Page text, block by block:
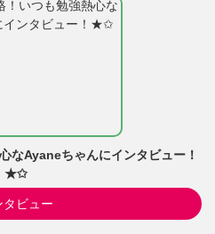
なAyaneちゃんにインタビュー！
★✩
タビュー